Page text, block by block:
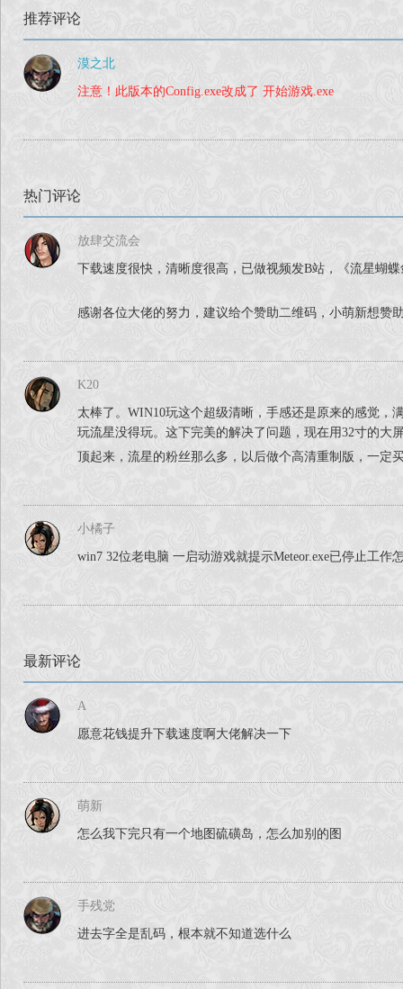
推荐评论
漠之北
注意！此版本的Config.exe改成了 开始游戏.exe
热门评论
放肆交流会
下载速度很快，清晰度很高，已做视频发B站，《流星蝴
感谢各位大佬的努力，建议给个赞助二维码，小萌新想赞
K20
太棒了。WIN10玩这个超级清晰，手感还是原来的感觉，
玩流星没得玩。这下完美的解决了问题，现在用32寸的大
顶起来，流星的粉丝那么多，以后做个高清重制版，一定
小橘子
win7 32位老电脑 一启动游戏就提示Meteor.exe已停止工作
最新评论
A
愿意花钱提升下载速度啊大佬解决一下
萌新
怎么我下完只有一个地图硫磺岛，怎么加别的图
手残党
进去字全是乱码，根本就不知道选什么